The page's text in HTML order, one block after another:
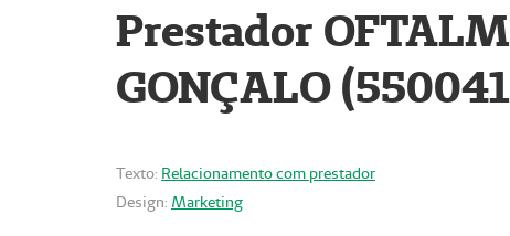
Prestador
GONÇALO
Texto: Relacionamento com prestador
Design: Marketing